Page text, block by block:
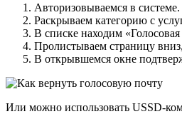
Авторизовываемся в системе.
Раскрываем категорию с
В списке находим
Пролистываем страницу
В открывшемся окне
Или можно использовать USSD-